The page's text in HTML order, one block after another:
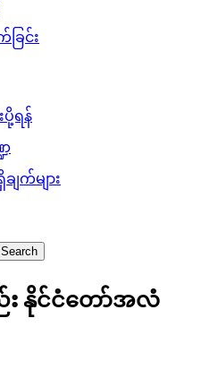
ြင်း
ပို့ရန်
က်များ
နိုင်ငံတော်အလံ